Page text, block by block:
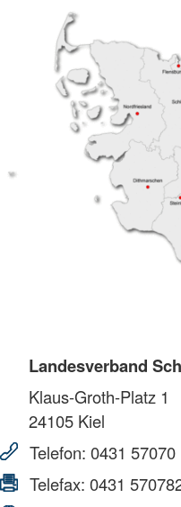
Landesverband
Klaus-Groth-Platz 1
24105 Kiel
Telefon: 0431 57070
Telefax: 0431